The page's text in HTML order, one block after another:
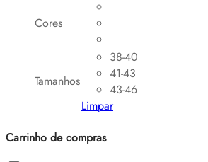
Cores
Tamanhos
38-40
41-43
43-46
Limpar
Carrinho de compras